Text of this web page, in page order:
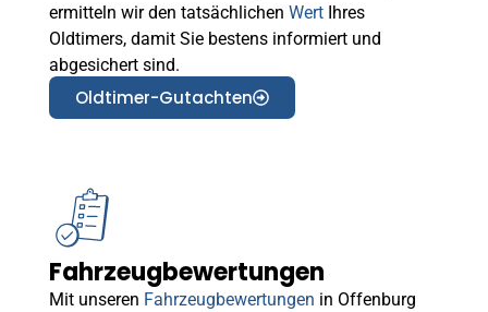
ermitteln wir den tatsächlichen Wert Ihres
Oldtimers, damit Sie bestens informiert und
abgesichert sind.
Oldtimer-Gutachten
Fahrzeugbewertungen
Mit unseren Fahrzeugbewertungen in Offenburg